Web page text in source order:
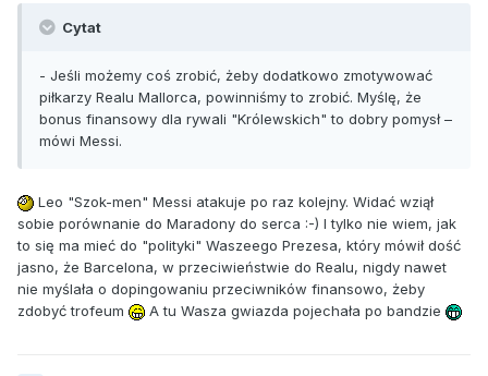
Cytat
- Jeśli możemy coś zrobić, żeby dodatkowo zmotywować
piłkarzy Realu Mallorca, powinniśmy to zrobić. Myślę, że
bonus finansowy dla rywali "Królewskich" to dobry pomysł –
mówi Messi.
Leo "Szok-men" Messi atakuje po raz kolejny. Widać wziął
sobie porównanie do Maradony do serca :-) I tylko nie wiem, jak
to się ma mieć do "polityki" Waszeego Prezesa, który mówił dość
jasno, że Barcelona, w przeciwieństwie do Realu, nigdy nawet
nie myślała o dopingowaniu przeciwników finansowo, żeby
zdobyć trofeum
A tu Wasza gwiazda pojechała po bandzie